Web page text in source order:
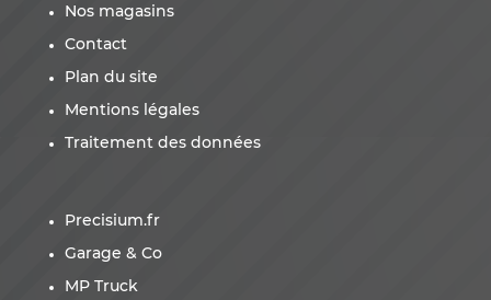
Nos magasins
Contact
Plan du site
Mentions légales
Traitement des données
Precisium.fr
Garage & Co
MP Truck